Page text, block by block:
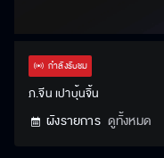
กำลังรับชม
ภ.จีน เปาบุ้นจิ้น
ผังรายการ ดูทั้งหมด